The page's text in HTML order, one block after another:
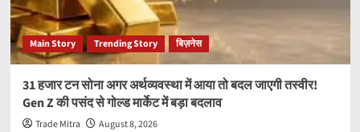
Main Story Trending Story बिज़नेस
31 हजार टन सोना अगर अर्थव्यवस्था में आया तो बदल जाएगी तस्वीर!
Gen Z की पसंद से गोल्ड मार्केट में बड़ा बदलाव
Trade Mitra August 8, 2026